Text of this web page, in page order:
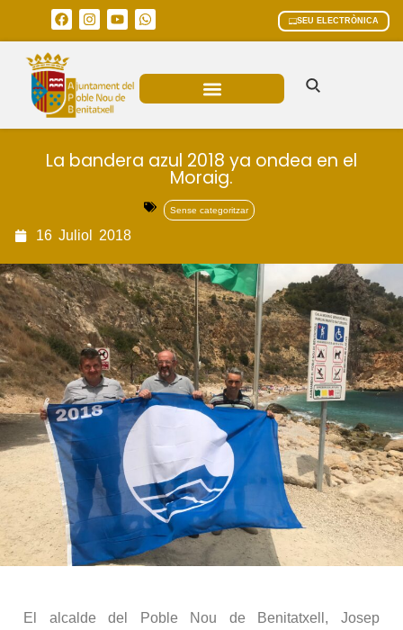
SEU ELECTRÒNICA
La bandera azul 2018 ya ondea en el
Moraig.
Sense categoritzar
16 Juliol 2018
El alcalde del Poble Nou de Benitatxell, Josep